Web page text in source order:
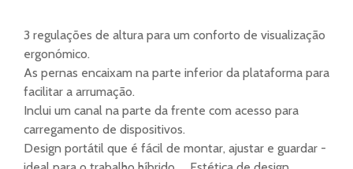
3 regulações de altura para um conforto de visualização
ergonómico.
As pernas encaixam na parte inferior da plataforma para
facilitar a arrumação.
Inclui um canal na parte da frente com acesso para
carregamento de dispositivos.
Design portátil que é fácil de montar, ajustar e guardar -